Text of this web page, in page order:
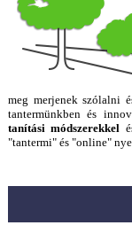
meg merjenek szólalni
tantermünkben és
tanítási módszerekkel
"tantermi" és "online"